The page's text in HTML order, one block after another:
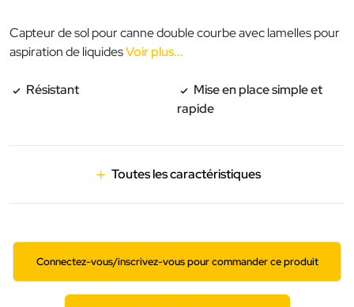
Capteur de sol pour canne double courbe avec lamelles pour
aspiration de liquidesVoir plus...
Résistant
Mise en place simple et
rapide
Toutes les caractéristiques
Connectez-vous/inscrivez-vous pour commander ce produit